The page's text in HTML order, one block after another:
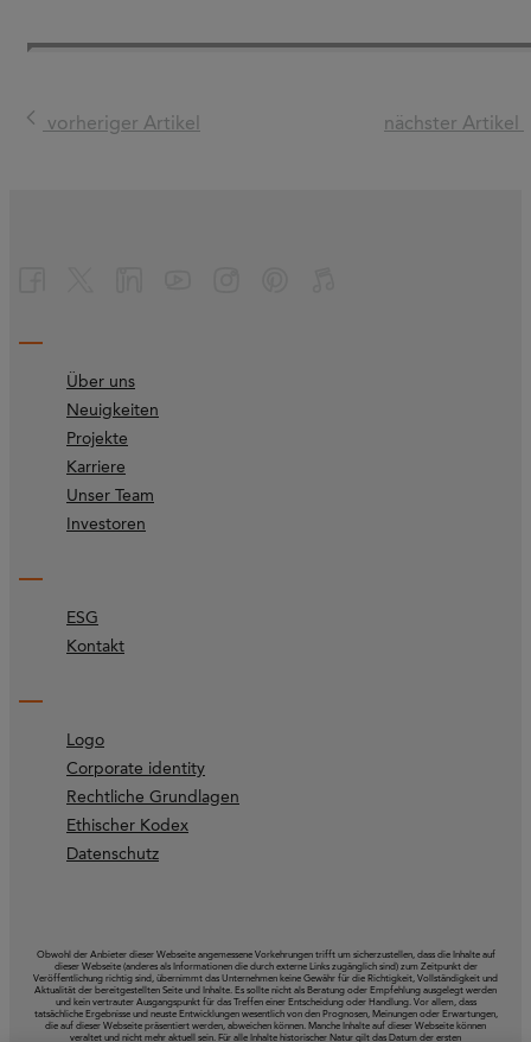
vorheriger Artikel nächster Artikel
Über uns
Neuigkeiten
Projekte
Karriere
Unser Team
Investoren
ESG
Kontakt
Logo
Corporate identity
Rechtliche Grundlagen
Ethischer Kodex
Datenschutz
Obwohl der Anbieter dieser Webseite angemessene Vorkehrungen trifft um sicherzustellen, dass die Inhalte auf
dieser Webseite (anderes als Informationen die durch externe Links zugänglich sind) zum Zeitpunkt der
Veröffentlichung richtig sind, übernimmt das Unternehmen keine Gewähr für die Richtigkeit, Vollständigkeit und
Aktualität der bereitgestellten Seite und Inhalte. Es sollte nicht als Beratung oder Empfehlung ausgelegt werden
und kein vertrauter Ausgangspunkt für das Treffen einer Entscheidung oder Handlung. Vor allem, dass
tatsächliche Ergebnisse und neuste Entwicklungen wesentlich von den Prognosen, Meinungen oder Erwartungen,
die auf dieser Webseite präsentiert werden, abweichen können. Manche Inhalte auf dieser Webseite können
veraltet und nicht mehr aktuell sein. Für alle Inhalte historischer Natur gilt das Datum der ersten